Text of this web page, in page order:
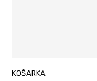
KOŠARKA